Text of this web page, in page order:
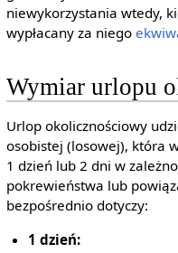
niewykorzystania wtedy,
wypłacany za niego
Wymiar urlopu
Urlop okolicznościowy
osobistej (losowej), która
1 dzień lub 2 dni w
pokrewieństwa lub
bezpośrednio dotyczy:
1 dzień: